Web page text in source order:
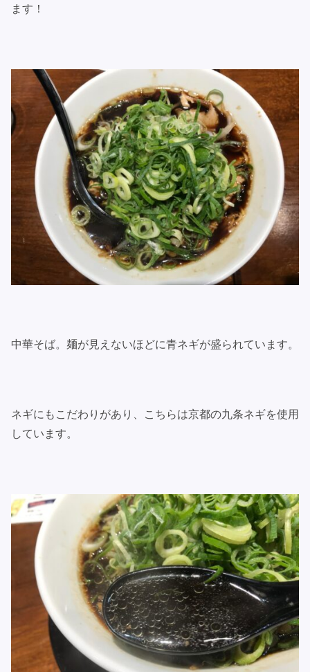
ます！
中華そば。麺が見えないほどに青ネギが盛られています。
ネギにもこだわりがあり、こちらは京都の九条ネギを使用
しています。